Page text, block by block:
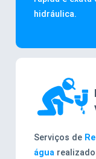
hidráulica.
Serviços de
água